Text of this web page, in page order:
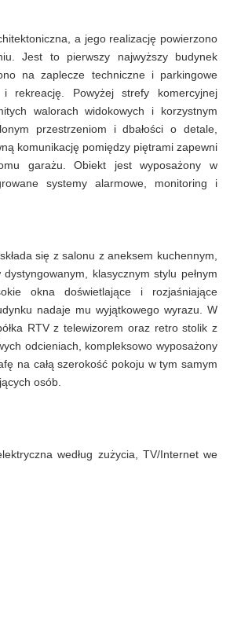
a jego realizację powierzono
Jest to pierwszy najwyższy budynek
na zaplecze techniczne i parkingowe
Powyżej strefy komercyjnej
walorach widokowych i korzystnym
przestrzeniom i dbałości o detale,
komunikację pomiędzy piętrami zapewni
garażu. Obiekt jest wyposażony w
systemy alarmowe, monitoring i
się z salonu z aneksem kuchennym,
klasycznym stylu pełnym
okna doświetlające i rozjaśniające
nadaje mu wyjątkowego wyrazu. W
RTV z telewizorem oraz retro stolik z
odcieniach, kompleksowo wyposażony
na całą szerokość pokoju w tym samym
osób.
według zużycia, TV/Internet we